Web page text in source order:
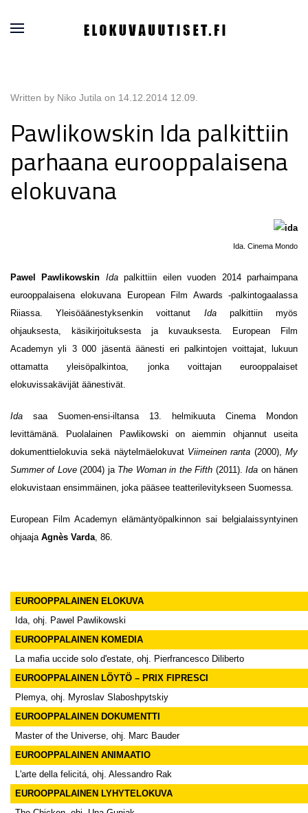
Written by Niko Jutila on 14.12.2014 12.09
Pawlikowskin Ida palkittiin
parhaana eurooppalaisena
elokuvana
Ida. Cinema Mondo
Pawel Pawlikowskin Idapalkittiin eilen vuoden 2014 parhaimpana
eurooppalaisena elokuvana European Film Awards -palkintogaalassa
Riiassa. Yleisöäänestyksenkin voittanut Idapalkittiin myös
ohjauksesta, käsikirjoituksesta ja kuvauksesta. European Film
Academyn yli 3 000 jäsentä äänesti eri palkintojen voittajat, lukuun
ottamatta yleisöpalkintoa, jonka voittajan eurooppalaiset
elokuvissakävijät äänestivät.
Ida saa Suomen-ensi-iltansa 13. helmikuuta Cinema Mondon
levittämänä. Puolalainen Pawlikowski on aiemmin ohjannut useita
dokumenttielokuvia sekä näytelmäelokuvat Viimeinen ranta (2000),My
Summer of Love(2004) ja The Woman in the Fifth (2011).Ida on hänen
elokuvistaan ensimmäinen, joka pääsee teatterilevitykseen Suomessa.
European Film Academyn elämäntyöpalkinnon sai belgialaissyntyinen
ohjaaja Agnès Varda , 86.
EUROOPPALAINEN ELOKUVA
Ida, ohj. Pawel Pawlikowski
EUROOPPALAINEN KOMEDIA
La mafia uccide solo d'estate, ohj. Pierfrancesco Diliberto
EUROOPPALAINEN LÖYTÖ – PRIX FIPRESCI
Plemya, ohj. Myroslav Slaboshpytskiy
EUROOPPALAINEN DOKUMENTTI
Master of the Universe, ohj. Marc Bauder
EUROOPPALAINEN ANIMAATIO
L'arte della felicitá, ohj. Alessandro Rak
EUROOPPALAINEN LYHYTELOKUVA